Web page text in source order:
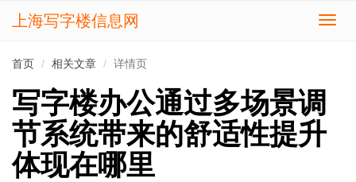
切
上海写字楼信息网
首页 相关文章 详情页
写字楼办公通过多场景调
节系统带来的舒适性提升
体现在哪里